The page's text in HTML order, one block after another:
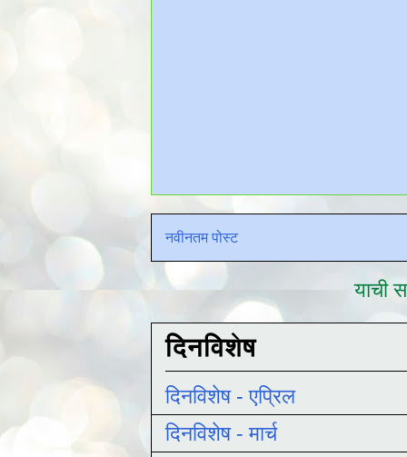
नवीनतम पोस्ट
याची
दिनविशेष
दिनविशेष - एप्रिल
दिनविशेष - मार्च